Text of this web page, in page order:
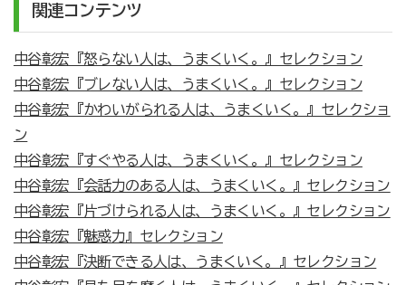
関連コンテンツ
中谷彰宏『怒らない人は、うまくいく。』セレクション
中谷彰宏『ブレない人は、うまくいく。』セレクション
中谷彰宏『かわいがられる人は、うまくいく。』セレクショ
ン
中谷彰宏『すぐやる人は、うまくいく。』セレクション
中谷彰宏『会話力のある人は、うまくいく。』セレクション
中谷彰宏『片づけられる人は、うまくいく。』セレクション
中谷彰宏『魅惑力』セレクション
中谷彰宏『決断できる人は、うまくいく。』セレクション